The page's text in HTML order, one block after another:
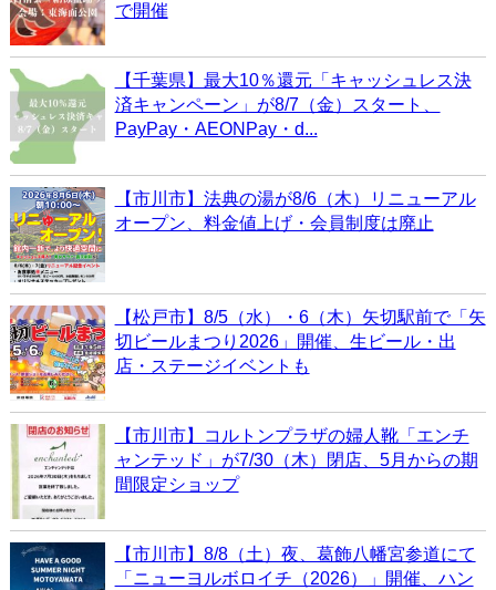
で開催
【千葉県】最大10％還元「キャッシュレス決
済キャンペーン」が8/7（金）スタート、
PayPay・AEONPay・d...
【市川市】法典の湯が8/6（木）リニューアル
オープン、料金値上げ・会員制度は廃止
【松戸市】8/5（水）・6（木）矢切駅前で「矢
切ビールまつり2026」開催、生ビール・出
店・ステージイベントも
【市川市】コルトンプラザの婦人靴「エンチ
ャンテッド」が7/30（木）閉店、5月からの期
間限定ショップ
【市川市】8/8（土）夜、葛飾八幡宮参道にて
「ニューヨルボロイチ（2026）」開催、ハン